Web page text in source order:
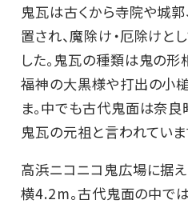
鬼瓦は古くから寺院や城
置され、魔除け・厄除けと
した。鬼瓦の種類は鬼の形
福神の大黒様や打出の小
ま。中でも古代鬼面は奈良
鬼瓦の元祖と言われていま
高浜ニコニコ鬼広場に据
横4.2m。古代鬼面の中で